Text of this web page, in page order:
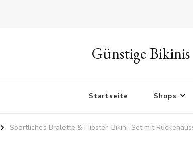
Günstige Bikinis
Startseite Shops
Sportliches Bralette & Hipster-Bikini-Set mit